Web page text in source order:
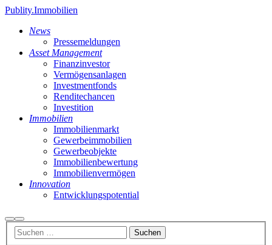
Publity.Immobilien
News
Pressemeldungen
Asset Management
Finanzinvestor
Vermögensanlagen
Investmentfonds
Renditechancen
Investition
Immobilien
Immobilienmarkt
Gewerbeimmobilien
Gewerbeobjekte
Immobilienbewertung
Immobilienvermögen
Innovation
Entwicklungspotential
Suchen
Hauptmenü